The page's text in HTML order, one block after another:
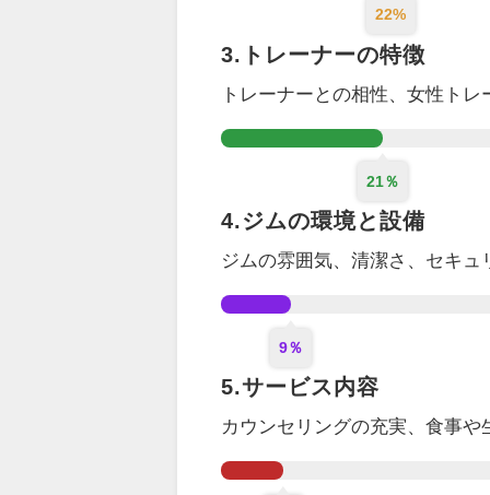
22%
3.トレーナーの特徴
トレーナーとの相性、女性ト
21％
4.ジムの環境と設備
ジムの雰囲気、清潔さ、セキュ
9％
5.サービス内容
カウンセリングの充実 、食事や